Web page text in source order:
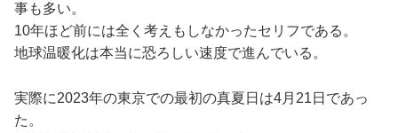
事も多い。
10年ほど前には全く考えもしなかったセリフである。
地球温暖化は本当に恐ろしい速度で進んでいる。
実際に2023年の東京での最初の真夏日は4月21日であっ
た。